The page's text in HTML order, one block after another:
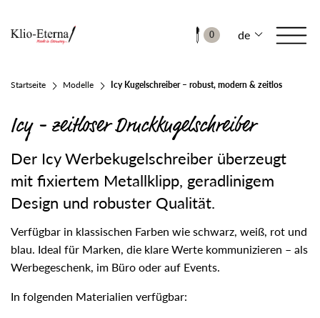
0 de
Startseite Modelle Icy Kugelschreiber – robust, modern & zeitlos
Icy - zeitloser Druckkugelschreiber
Der Icy Werbekugelschreiber überzeugt
mit fixiertem Metallklipp, geradlinigem
Design und robuster Qualität.
Verfügbar in klassischen Farben wie schwarz, weiß, rot und
blau. Ideal für Marken, die klare Werte kommunizieren – als
Werbegeschenk, im Büro oder auf Events.
In folgenden Materialien verfügbar: